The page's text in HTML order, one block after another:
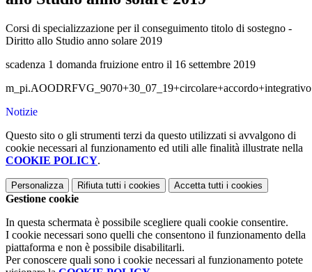
Corsi di specializzazione per il conseguimento titolo di sostegno -
Diritto allo Studio anno solare 2019
scadenza 1 domanda fruizione entro il 16 settembre 2019
Notizie
Questo sito o gli strumenti terzi da questo utilizzati si avvalgono di
cookie necessari al funzionamento ed utili alle finalità illustrate nella
COOKIE POLICY.
Personalizza Rifiuta tutti i cookies Accetta tutti i cookies
Gestione cookie
In questa schermata è possibile scegliere quali cookie consentire.
I cookie necessari sono quelli che consentono il funzionamento della
piattaforma e non è possibile disabilitarli.
Per conoscere quali sono i cookie necessari al funzionamento potete